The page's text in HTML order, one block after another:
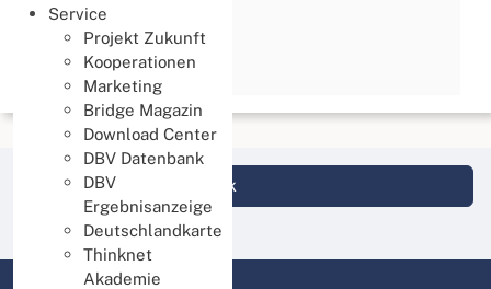
Service
Projekt Zukunft
Kooperationen
Marketing
Bridge Magazin
Download Center
DBV Datenbank
DBV
Ergebnisanzeige
Deutschlandkarte
Thinknet
Akademie
Senden
Login DBV Datenbank